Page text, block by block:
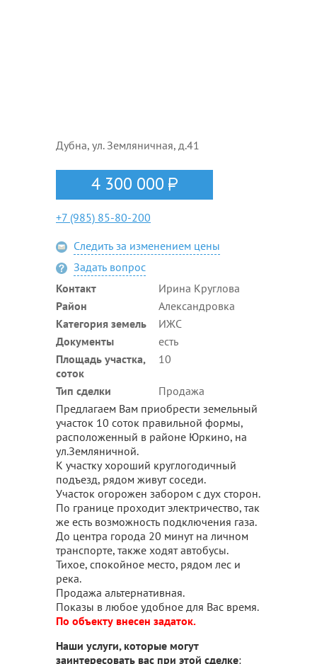
Дубна, ул. Земляничная, д.41
4 300 000
+7 (985) 85-80-200
Следить за изменением цены
Задать вопрос
Контакт
Ирина Круглова
Район
Александровка
Категория земель
ИЖС
Документы
есть
Площадь участка,
соток
10
Тип сделки
Продажа
Предлагаем Вам приобрести земельный
участок 10 соток правильной формы,
расположенный в районе Юркино, на
ул.Земляничной.
К участку хороший круглогодичный
подъезд, рядом живут соседи.
Участок огорожен забором с дух сторон.
По границе проходит электричество, так
же есть возможность подключения газа.
До центра города 20 минут на личном
транспорте, также ходят автобусы.
Тихое, спокойное место, рядом лес и
река.
Продажа альтернативная.
Показы в любое удобное для Вас время.
По объекту внесен задаток.
Наши услуги, которые могут
заинтересовать вас при этой сделке: